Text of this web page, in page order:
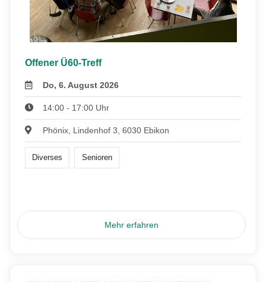
Offener Ü60-Treff
Do, 6. August 2026
14:00 - 17:00 Uhr
Phönix, Lindenhof 3, 6030 Ebikon
Diverses Senioren
Mehr erfahren